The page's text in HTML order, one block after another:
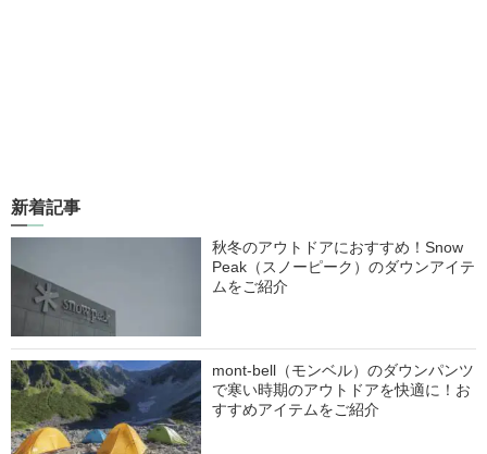
新着記事
秋冬のアウトドアにおすすめ！Snow
Peak（スノーピーク）のダウンアイテ
ムをご紹介
mont-bell（モンベル）のダウンパンツ
で寒い時期のアウトドアを快適に！お
すすめアイテムをご紹介